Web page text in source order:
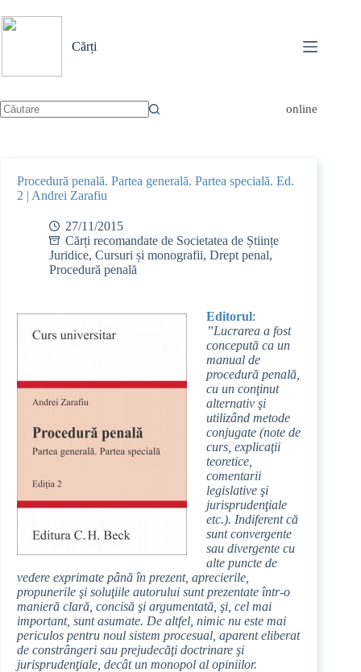
la
conținut
Cărți
online
Procedură penală. Partea generală. Partea specială. Ed.
2 | Andrei Zarafiu
27/11/2015
Cărți recomandate de Societatea de Științe
Juridice, Cursuri și monografii, Drept penal,
Procedură penală
Editorul:
”Lucrarea a fost
concepută ca un
manual de
procedură penală,
cu un conţinut
alternativ şi
utilizând metode
conjugate (note de
curs, explicaţii
teoretice,
comentarii
legislative şi
jurisprudenţiale
etc.). Indiferent că
sunt convergente
sau divergente cu
alte puncte de
vedere exprimate până în prezent, aprecierile,
propunerile şi soluţiile autorului sunt prezentate într-o
manieră clară, concisă şi argumentată, şi, cel mai
important, sunt asumate. De altfel, nimic nu este mai
periculos pentru noul sistem procesual, aparent eliberat
de constrângeri sau prejudecăţi doctrinare şi
jurisprudenţiale, decât un monopol al opiniilor.